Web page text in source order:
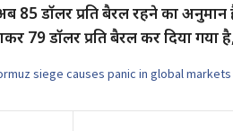
डॉलर प्रति बैरल रहने का
79 डॉलर प्रति बैरल कर दिया गया
siege causes panic in global markets